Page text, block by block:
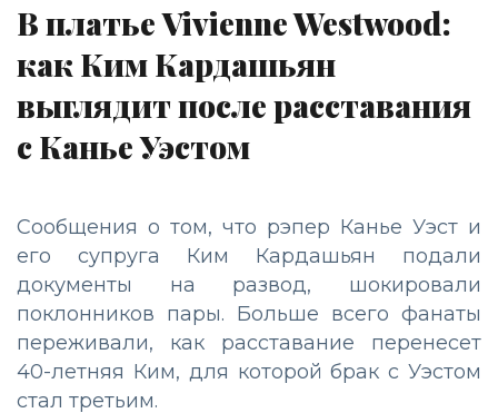
В платье Vivienne Westwood:
как Ким Кардашьян
выглядит после расставания
с Канье Уэстом
Сообщения о том, что рэпер Канье Уэст и
его супруга Ким Кардашьян подали
документы на развод, шокировали
поклонников пары. Больше всего фанаты
переживали, как расставание перенесет
40-летняя Ким, для которой брак с Уэстом
стал третьим.